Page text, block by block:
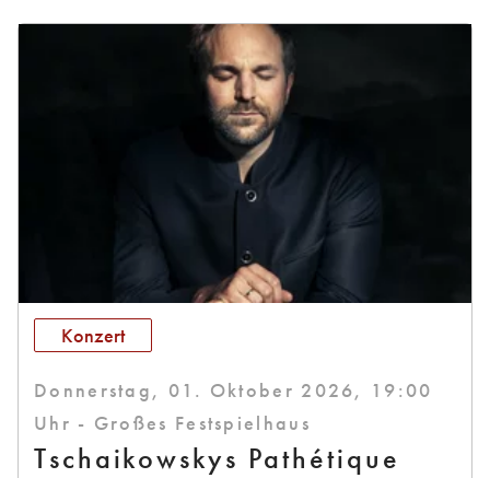
Konzert
Donnerstag, 01. Oktober 2026, 19:00
Uhr - Großes Festspielhaus
Tschaikowskys Pathétique